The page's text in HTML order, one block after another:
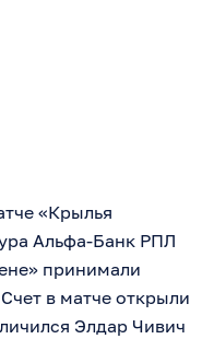
«Крылья
Альфа-Банк РПЛ
принимали
в матче открыли
Элдар Чивич